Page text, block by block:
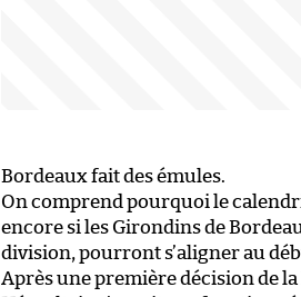
Bordeaux fait des émules.
On comprend pourquoi le
encore si les Girondins de
division, pourront s’aligner au
Après une première décision de la